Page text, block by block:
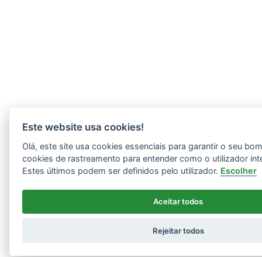
Este website usa cookies!
Olá, este site usa cookies essenciais para garantir o seu
cookies de rastreamento para entender como o utilizador
Estes últimos podem ser definidos pelo utilizador. Escolher
Aceitar todos
Rejeitar todos